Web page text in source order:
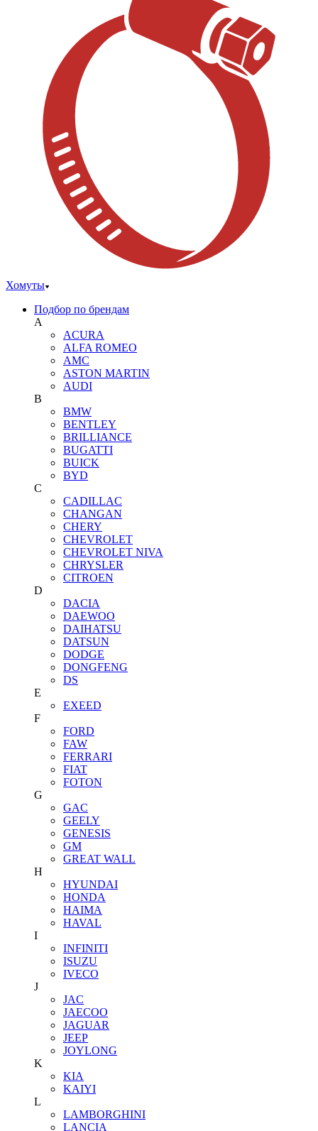
Хомуты
Подбор по брендам
A
ACURA
ALFA ROMEO
AMC
ASTON MARTIN
AUDI
B
BMW
BENTLEY
BRILLIANCE
BUGATTI
BUICK
BYD
C
CADILLAC
CHANGAN
CHERY
CHEVROLET
CHEVROLET NIVA
CHRYSLER
CITROEN
D
DACIA
DAEWOO
DAIHATSU
DATSUN
DODGE
DONGFENG
DS
E
EXEED
F
FORD
FAW
FERRARI
FIAT
FOTON
G
GAC
GEELY
GENESIS
GM
GREAT WALL
H
HYUNDAI
HONDA
HAIMA
HAVAL
I
INFINITI
ISUZU
IVECO
J
JAC
JAECOO
JAGUAR
JEEP
JOYLONG
K
KIA
KAIYI
L
LAMBORGHINI
LANCIA